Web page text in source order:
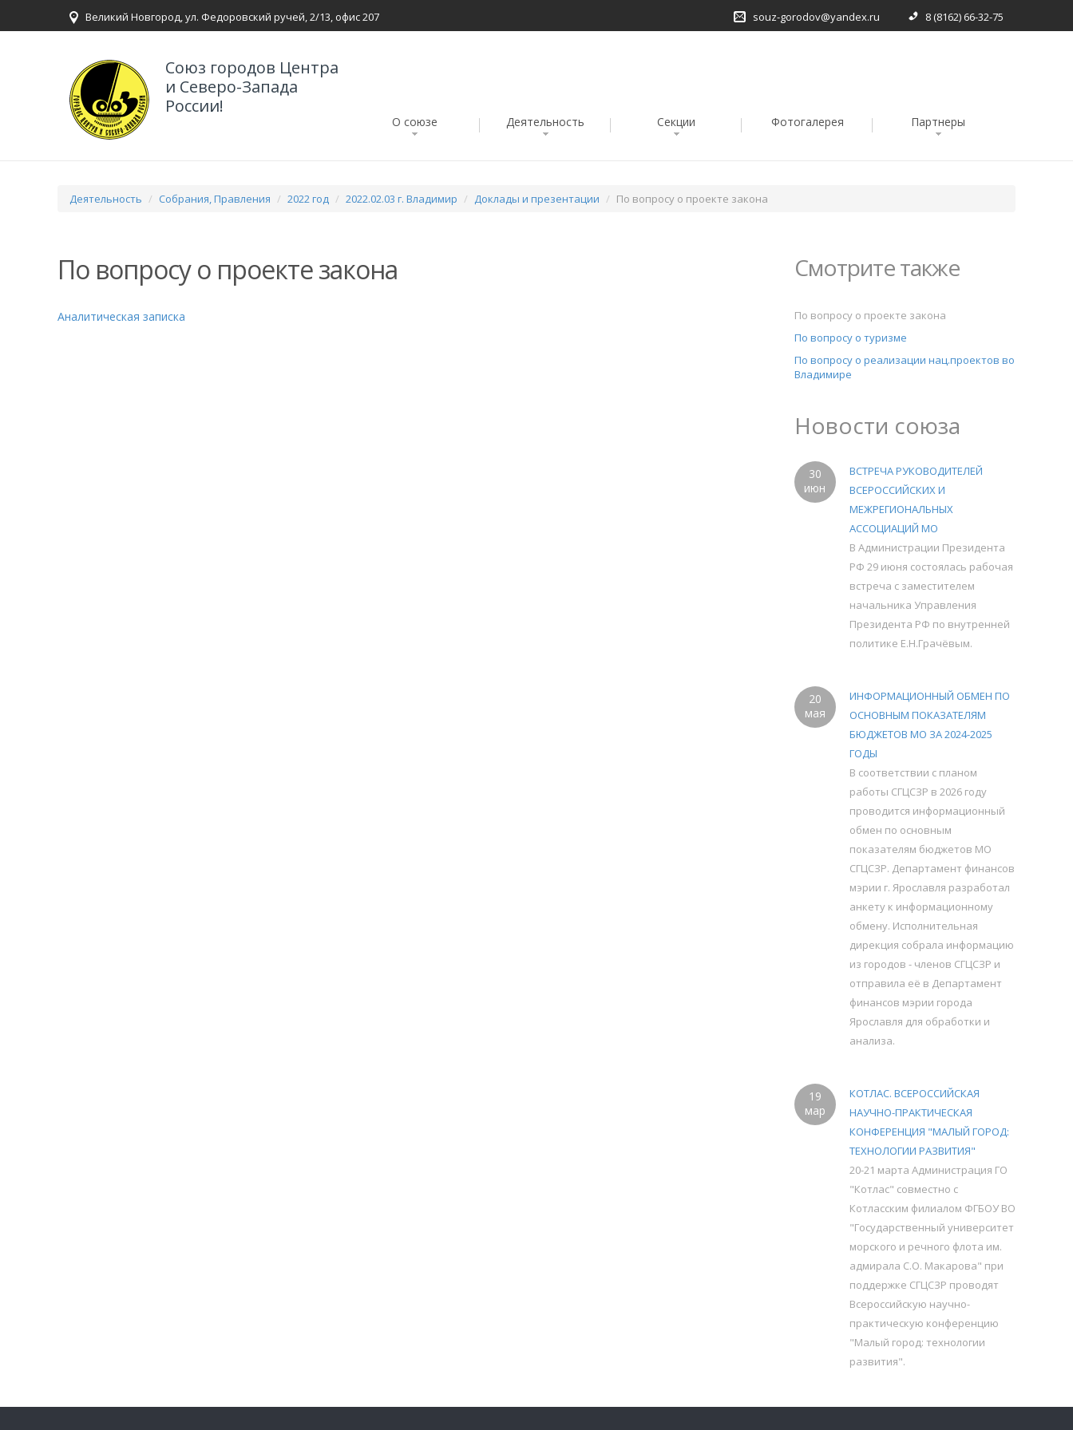
Великий Новгород, ул. Федоровский ручей, 2/13, офис 207 souz-gorodov@yandex.ru 8 (8162) 66-32-75
Союз городов Центра
и Северо-Запада
России!
О союзе Деятельность Секции Фотогалерея Партнеры
Деятельность Собрания, Правления 2022 год 2022.02.03 г. Владимир Доклады и презентации По вопросу о проекте закона
По вопросу о проекте закона
Аналитическая записка
Смотрите также
По вопросу о проекте закона
По вопросу о туризме
По вопросу о реализации нац.проектов во
Владимире
Новости союза
30
июн
ВСТРЕЧА РУКОВОДИТЕЛЕЙ
ВСЕРОССИЙСКИХ И
МЕЖРЕГИОНАЛЬНЫХ
АССОЦИАЦИЙ МО
В Администрации Президента
РФ 29 июня состоялась рабочая
встреча с заместителем
начальника Управления
Президента РФ по внутренней
политике Е.Н.Грачёвым.
20
мая
ИНФОРМАЦИОННЫЙ ОБМЕН ПО
ОСНОВНЫМ ПОКАЗАТЕЛЯМ
БЮДЖЕТОВ МО ЗА 2024-2025
ГОДЫ
В соответствии с планом
работы СГЦСЗР в 2026 году
проводится информационный
обмен по основным
показателям бюджетов МО
СГЦСЗР. Департамент финансов
мэрии г. Ярославля разработал
анкету к информационному
обмену. Исполнительная
дирекция собрала информацию
из городов - членов СГЦСЗР и
отправила её в Департамент
финансов мэрии города
Ярославля для обработки и
анализа.
19
мар
КОТЛАС. ВСЕРОССИЙСКАЯ
НАУЧНО-ПРАКТИЧЕСКАЯ
КОНФЕРЕНЦИЯ "МАЛЫЙ ГОРОД:
ТЕХНОЛОГИИ РАЗВИТИЯ"
20-21 марта Администрация ГО
"Котлас" совместно с
Котласским филиалом ФГБОУ ВО
"Государственный университет
морского и речного флота им.
адмирала С.О. Макарова" при
поддержке СГЦСЗР проводят
Всероссийскую научно-
практическую конференцию
"Малый город: технологии
развития".